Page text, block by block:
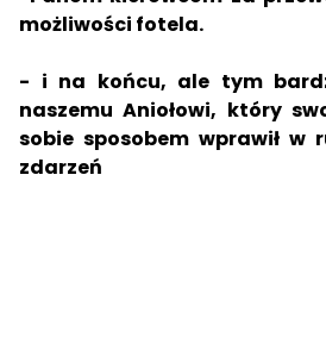
możliwości fotela.
- i na końcu, ale tym
naszemu Aniołowi, który
sobie sposobem wprawił w
zdarzeń